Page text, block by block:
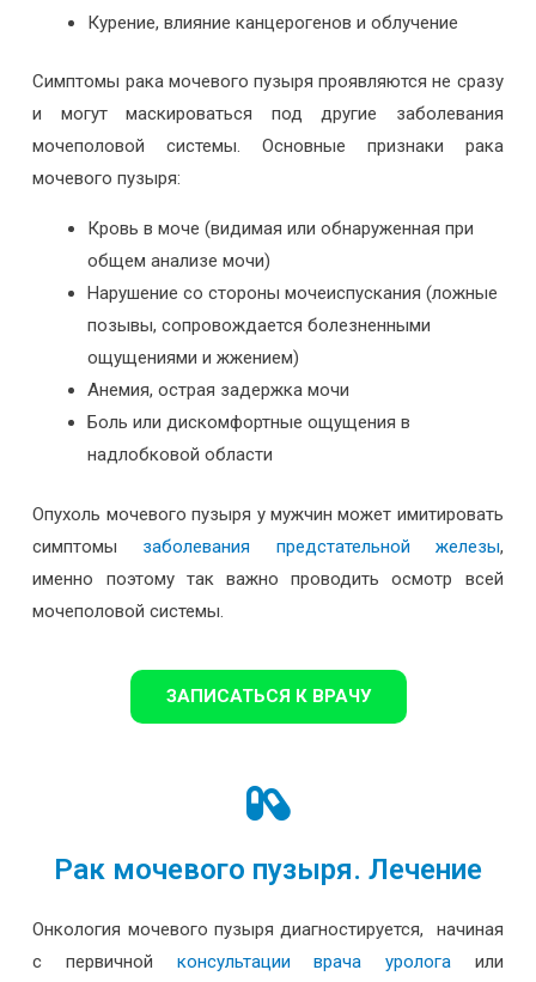
Курение, влияние канцерогенов и облучение
Симптомы рака мочевого пузыря проявляются не сразу
и могут маскироваться под другие заболевания
мочеполовой системы. Основные признаки рака
мочевого пузыря:
Кровь в моче (видимая или обнаруженная при
общем анализе мочи)
Нарушение со стороны мочеиспускания (ложные
позывы, сопровождается болезненными
ощущениями и жжением)
Анемия, острая задержка мочи
Боль или дискомфортные ощущения в
надлобковой области
Опухоль мочевого пузыря у мужчин может имитировать
симптомы заболевания предстательной железы,
именно поэтому так важно проводить осмотр всей
мочеполовой системы.
ЗАПИСАТЬСЯ К ВРАЧУ
Рак мочевого пузыря. Лечение
Онкология мочевого пузыря диагностируется, начиная
с первичной консультации врача уролога или